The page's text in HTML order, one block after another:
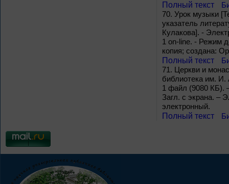
Полный текст
70. Урок музыки
указатель
Кулакова]. -
1 on-line. - Режим
копия; создана:
Полный текст
71. Церкви и
библиотека им. И.
1 файл (9080 КБ).
Загл. с экрана. –
электронный.
Полный текст